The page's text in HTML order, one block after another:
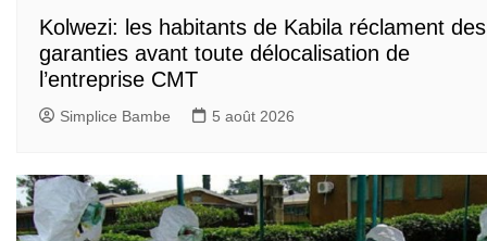
Kolwezi: les habitants de Kabila réclament des
garanties avant toute délocalisation de
l’entreprise CMT
Simplice Bambe 5 août 2026